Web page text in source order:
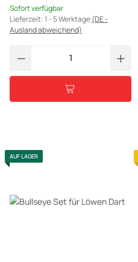
Sofort verfügbar
Lieferzeit:1 - 5 Werktage(DE -
Ausland abweichend)
AUF LAGER